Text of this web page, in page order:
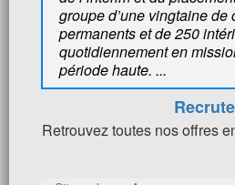
groupe d’une vingtaine de
permanents et de 250
quotidiennement en
période haute. ...
Recrute
Retrouvez toutes nos offres